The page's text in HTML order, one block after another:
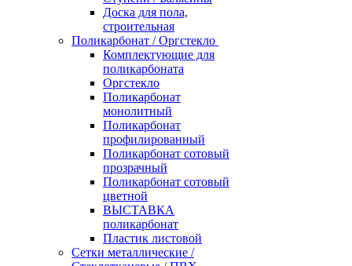
Доска для пола,
строительная
Поликарбонат / Оргстекло
Комплектующие для
поликарбоната
Оргстекло
Поликарбонат
монолитный
Поликарбонат
профилированный
Поликарбонат сотовый
прозрачный
Поликарбонат сотовый
цветной
ВЫСТАВКА
поликарбонат
Пластик листовой
Сетки металлические /